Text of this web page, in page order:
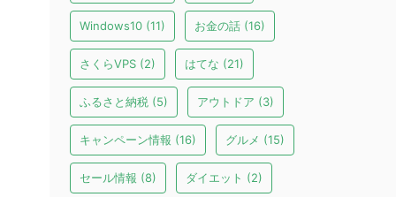
Windows10 (11) お金の話 (16)
さくらVPS (2) はてな (21)
ふるさと納税 (5) アウトドア (3)
キャンペーン情報 (16) グルメ (15)
セール情報 (8) ダイエット (2)